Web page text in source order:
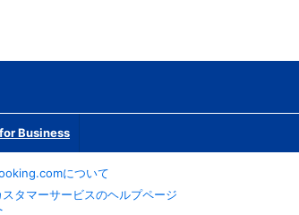
Business
について
スタマーサービスのヘルプページ